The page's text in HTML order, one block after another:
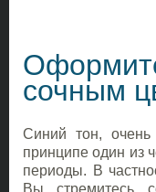
сочным
Синий тон,
принципе один из
периоды. В
Вы стремитесь